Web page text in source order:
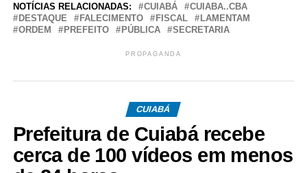
NOTÍCIAS RELACIONADAS: CUIABÁ
CUIABA..CBA
DESTAQUE
FALECIMENTO FISCAL
LAMENTAM
ORDEM
PREFEITO PÚBLICA SECRETARIA
PROPAGANDA
CUIABÁ
Prefeitura de Cuiabá recebe
cerca de 100 vídeos em menos